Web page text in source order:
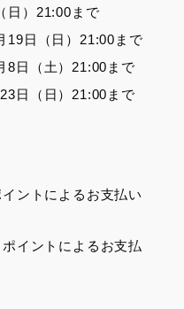
日）21:00まで
19日（日）21:00まで
8日（土）21:00まで
日（日）21:00まで
ントによるお支払い
イントによるお支払